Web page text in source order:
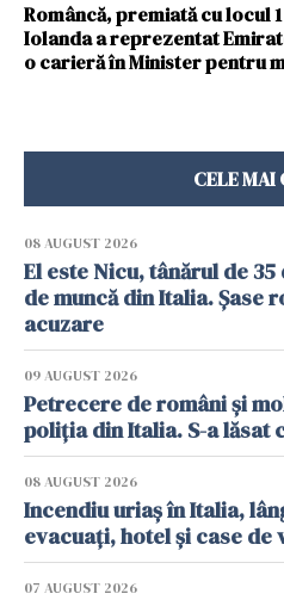
Româncă, premiată cu locul
Iolanda a reprezentat
o carieră în Minister pentru
CELE
08 AUGUST 2026
El este Nicu, tânărul de
de muncă din Italia. Șase
acuzare
09 AUGUST 2026
Petrecere de români și
poliția din Italia. S-a lăsat
08 AUGUST 2026
Incendiu uriaș în Italia,
evacuați, hotel și case de
07 AUGUST 2026